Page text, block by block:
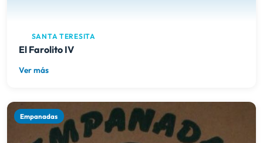
SANTA TERESITA
El Farolito IV
Ver más
Empanadas